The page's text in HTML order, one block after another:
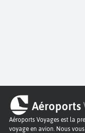
Aéroports
Aéroports Voyages est la
voyage en avion. Nous